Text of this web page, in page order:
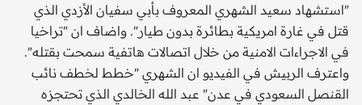
"استشهاد سعيد الشهري المعروف بأبي سفيان الأزدي الذي
قتل في غارة امريكية بطائرة بدون طيار". واضاف ان "تراخيا
في الاجراءات الامنية من خلال اتصالات هاتفية سمحت بقتله".
واعترف الربيش في الفيديو ان الشهري "خطط لخطف نائب
القنصل السعودي في عدن" عبد الله الخالدي الذي تحتجزه